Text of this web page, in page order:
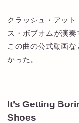
クラッシュ・アッ
ス・ボブオムが演奏
この曲の公式動画
かった。
It’s Getting
Shoes